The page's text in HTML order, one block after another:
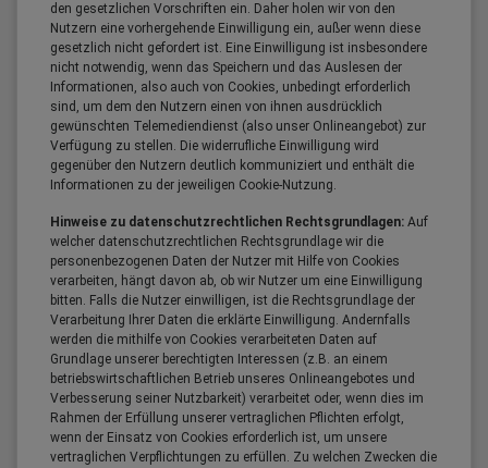
den gesetzlichen Vorschriften ein. Daher holen wir von den
Nutzern eine vorhergehende Einwilligung ein, außer wenn diese
gesetzlich nicht gefordert ist. Eine Einwilligung ist insbesondere
nicht notwendig, wenn das Speichern und das Auslesen der
Informationen, also auch von Cookies, unbedingt erforderlich
sind, um dem den Nutzern einen von ihnen ausdrücklich
gewünschten Telemediendienst (also unser Onlineangebot) zur
Verfügung zu stellen. Die widerrufliche Einwilligung wird
gegenüber den Nutzern deutlich kommuniziert und enthält die
Informationen zu der jeweiligen Cookie-Nutzung.
Hinweise zu datenschutzrechtlichen Rechtsgrundlagen: Auf
welcher datenschutzrechtlichen Rechtsgrundlage wir die
personenbezogenen Daten der Nutzer mit Hilfe von Cookies
verarbeiten, hängt davon ab, ob wir Nutzer um eine Einwilligung
bitten. Falls die Nutzer einwilligen, ist die Rechtsgrundlage der
Verarbeitung Ihrer Daten die erklärte Einwilligung. Andernfalls
werden die mithilfe von Cookies verarbeiteten Daten auf
Grundlage unserer berechtigten Interessen (z.B. an einem
betriebswirtschaftlichen Betrieb unseres Onlineangebotes und
Verbesserung seiner Nutzbarkeit) verarbeitet oder, wenn dies im
Rahmen der Erfüllung unserer vertraglichen Pflichten erfolgt,
wenn der Einsatz von Cookies erforderlich ist, um unsere
vertraglichen Verpflichtungen zu erfüllen. Zu welchen Zwecken die